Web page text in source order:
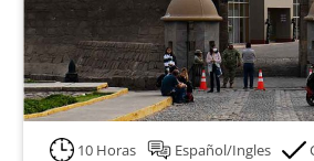
10 Horas Español/Ingles